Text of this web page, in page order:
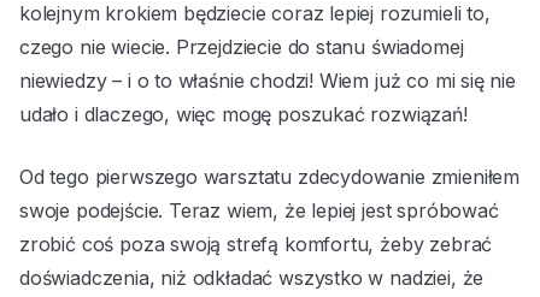
kolejnym krokiem będziecie coraz lepiej rozumieli to,
czego nie wiecie. Przejdziecie do stanu świadomej
niewiedzy – i o to właśnie chodzi! Wiem już co mi się nie
udało i dlaczego, więc mogę poszukać rozwiązań!
Od tego pierwszego warsztatu zdecydowanie zmieniłem
swoje podejście. Teraz wiem, że lepiej jest spróbować
zrobić coś poza swoją strefą komfortu, żeby zebrać
doświadczenia, niż odkładać wszystko w nadziei, że